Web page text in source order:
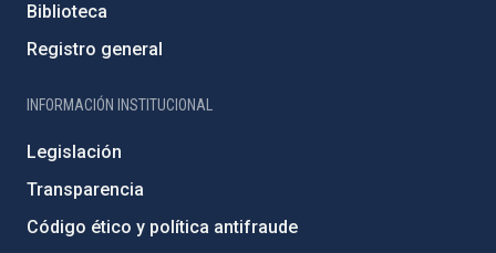
Biblioteca
Registro general
INFORMACIÓN INSTITUCIONAL
Legislación
Transparencia
Código ético y política antifraude